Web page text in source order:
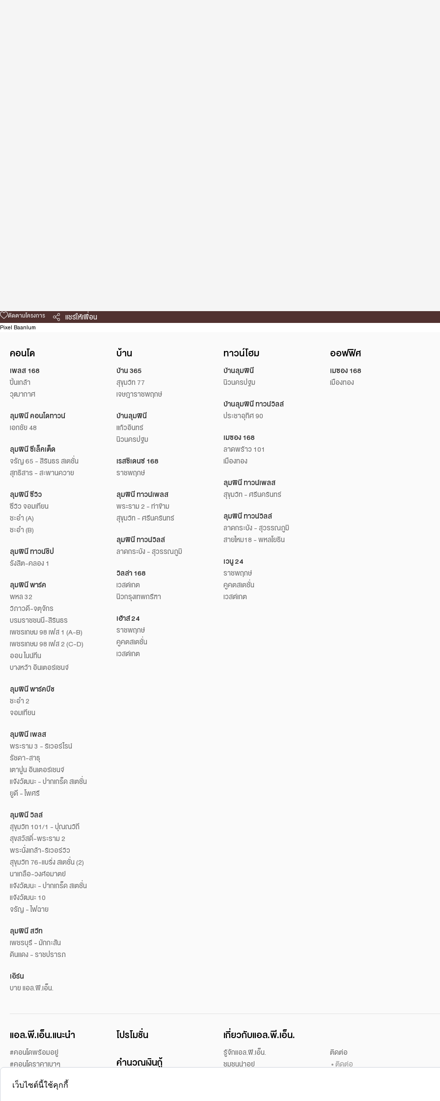
ติดตามโครงการ แชร์ให้เพื่อน
Pixel Baanlum
คอนโด
เพลส 168
ปิ่นเกล้า
วุฒากาศ
ลุมพินี คอนโดทาวน์
เอกชัย 48
ลุมพินี ซีเล็คเต็ด
จรัญ 65 - สิรินธร สเตชั่น
สุทธิสาร - สะพานควาย
ลุมพินี ซีวิว
ซีวิว จอมเทียน
ชะอำ (A)
ชะอำ (B)
ลุมพินี ทาวน์ชิป
รังสิต-คลอง 1
ลุมพินี พาร์ค
พหล 32
วิภาวดี-จตุจักร
บรมราชชนนี-สิรินธร
เพชรเกษม 98 เฟส 1 (A-B)
เพชรเกษม 98 เฟส 2 (C-D)
ออน ไนน์ทีน
บางหว้า อินเตอร์เชนจ์
ลุมพินี พาร์คบีช
ชะอำ 2
จอมเทียน
ลุมพินี เพลส
พระราม 3 - ริเวอร์ไรน์
รัชดา-สาธุ
เตาปูน อินเตอร์เชนจ์
แจ้งวัฒนะ - ปากเกร็ด สเตชั่น
ยูดี - โพศรี
ลุมพินี วิลล์
สุขุมวิท 101/1 - ปุณณวิถี
สุขสวัสดิ์-พระราม 2
พระนั่งเกล้า-ริเวอร์วิว
สุขุมวิท 76-แบริ่ง สเตชั่น (2)
นาเกลือ-วงศ์อมาตย์
แจ้งวัฒนะ - ปากเกร็ด สเตชั่น
แจ้งวัฒนะ 10
จรัญ - ไฟฉาย
ลุมพินี สวีท
เพชรบุรี - มักกะสัน
ดินแดง - ราชปรารภ
เอิร์น
บาย แอล.พี.เอ็น.
บ้าน
บ้าน 365
สุขุมวิท 77
เจษฎาราชพฤกษ์
บ้านลุมพินี
แก้วอินทร์
นิวนครปฐม
เรสซิเดนซ์ 168
ราชพฤกษ์
ลุมพินี ทาวน์เพลส
พระราม 2 - ท่าข้าม
สุขุมวิท - ศรีนครินทร์
ลุมพินี ทาวน์วิลล์
ลาดกระบัง - สุวรรณภูมิ
วิลล่า 168
เวสต์เกต
นิวกรุงเทพกรีฑา
เฮ้าส์ 24
ราชพฤกษ์
คูคตสเตชั่น
เวสต์เกต
ทาวน์โฮม
บ้านลุมพินี
นิวนครปฐม
บ้านลุมพินี ทาวน์วิลล์
ประชาอุทิศ 90
เมซอง 168
ลาดพร้าว 101
เมืองทอง
ลุมพินี ทาวน์เพลส
สุขุมวิท - ศรีนครินทร์
ลุมพินี ทาวน์วิลล์
ลาดกระบัง - สุวรรณภูมิ
สายไหม18 - พหลโยธิน
เวนู 24
ราชพฤกษ์
คูคตสเตชั่น
เวสต์เกต
ออฟฟิศ
เมซอง 168
เมืองทอง
แอล.พี.เอ็น.แนะนำ
#คอนโดพร้อมอยู่
#คอนโดราคาเบาๆ
#คอนโดเปิดขายใหม่
โปรโมชั่น
คำนวณเงินกู้
เกี่ยวกับแอล.พี.เอ็น.
รู้จักแอล.พี.เอ็น.
ชุมชนน่าอยู่
ติดต่อ
ติดต่อ
เว็บไซต์นี้ใช้คุกกี้